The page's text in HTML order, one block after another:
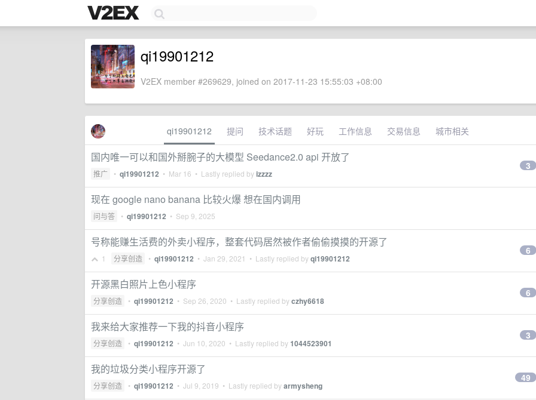
qi19901212
V2EX member #269629, joined on 2017-11-23 15:55:03 +08:00
qi19901212 提问 技术话题 好玩 工作信息 交易信息 城市相关
国内唯一可以和国外掰腕子的大模型 Seedance2.0 api 开放了
推广 • qi19901212 • Mar 16 • Lastly replied byizzzz
3
现在 google nano banana 比较火爆 想在国内调用
问与答 • qi19901212 • Sep 9, 2025
号称能赚生活费的外卖小程序，整套代码居然被作者偷偷摸摸的开源了
1 分享创造 • qi19901212 • Jan 29, 2021 • Lastly replied byqi19901212
6
开源黑白照片上色小程序
分享创造 • qi19901212 • Sep 26, 2020 • Lastly replied byczhy6618
6
我来给大家推荐一下我的抖音小程序
分享创造 • qi19901212 • Jun 10, 2020 • Lastly replied by1044523901
3
我的垃圾分类小程序开源了
分享创造 • qi19901212 • Jul 9, 2019 • Lastly replied byarmysheng
49